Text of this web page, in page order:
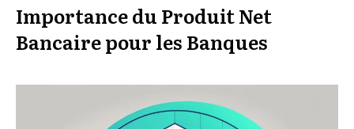
Importance du Produit Net
Bancaire pour les Banques